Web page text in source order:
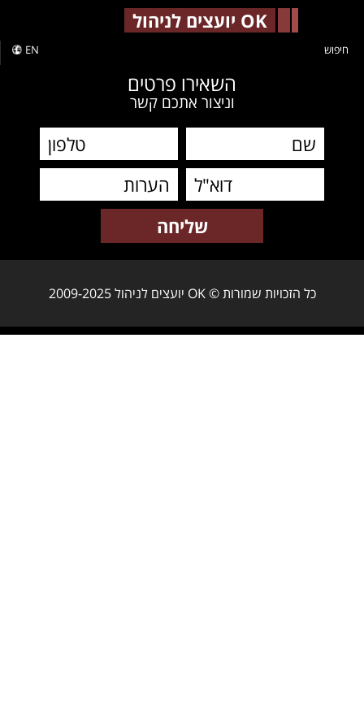
OK יועצים לניהול
EN חיפוש
השאירו פרטים
וניצור אתכם קשר
כל הזכויות שמורות © OK יועצים לניהול 2009-2025